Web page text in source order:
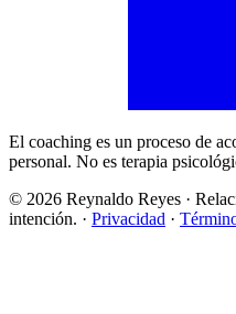
El coaching es un proceso de
personal. No es terapia
© 2026 Reynaldo Reyes ·
intención. · Privacidad ·